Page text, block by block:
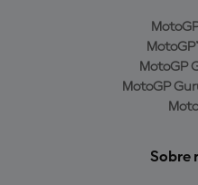
MotoGP
MotoGP
Sobre